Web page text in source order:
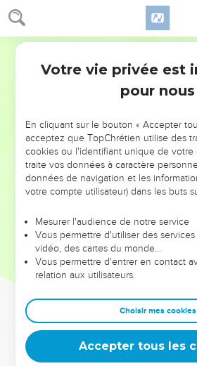
Néhémie 1
ouverts : écoute la prière que ton
moment, jour et nuit, pour tes
en confessant les péchés des enfants
contre toi ; car moi et la maison de
commandements, les lois et les
prescrivis à Moïse, ton serviteur.
Souviens-toi de cette parole que tu
ton serviteur, de prononcer. Lorsque
disperserai parmi les peuples ;
mais si vous revenez à moi, et si
commandements et les mettez en
vous seriez exilés à l'extrémité du ciel,
rassemblerai et je vous ramènerai
pour y faire résider mon nom.
Ils sont tes serviteurs et ton peuple,
ta grande puissance et par ta main
Ah ! Seigneur, que ton oreille soit
ton serviteur, et à la prière de tes
Votre vie privée est
pour nous
En cliquant sur le bouton « Accepter
acceptez que TopChrétien utilise des
cookies ou l'identifiant unique de votre
traite vos données à caractère
données de navigation et les
votre compte utilisateur) dans les buts
Mesurer l'audience de notre service
Vous permettre d'utiliser des
vidéo, des cartes du monde…
Vous permettre d'entrer en contact
relation aux utilisateurs.
Choisir mes cookies
Accepter tous les